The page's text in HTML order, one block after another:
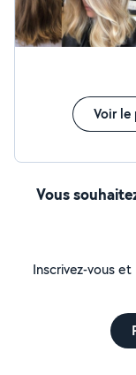
Voir le
Vous
Inscrivez-vous